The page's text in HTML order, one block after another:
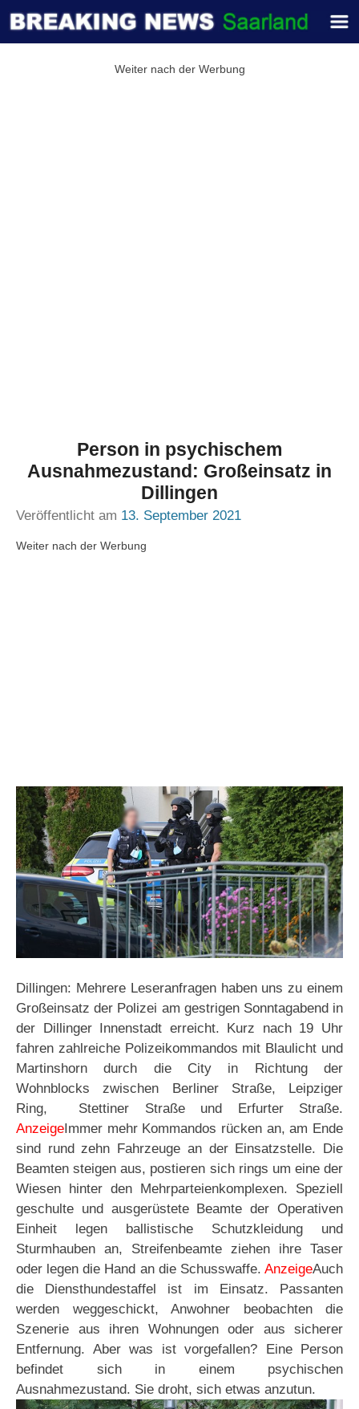
Weiter nach der Werbung
Person in psychischem
Ausnahmezustand: Großeinsatz in
Dillingen
Veröffentlicht am 13. September 2021
Weiter nach der Werbung
Dillingen: Mehrere Leseranfragen haben uns zu einem
Großeinsatz der Polizei am gestrigen Sonntagabend in
der Dillinger Innenstadt erreicht. Kurz nach 19 Uhr
fahren zahlreiche Polizeikommandos mit Blaulicht und
Martinshorn durch die City in Richtung der
Wohnblocks zwischen Berliner Straße, Leipziger
Ring, Stettiner Straße und Erfurter Straße.
AnzeigeImmer mehr Kommandos rücken an, am Ende
sind rund zehn Fahrzeuge an der Einsatzstelle. Die
Beamten steigen aus, postieren sich rings um eine der
Wiesen hinter den Mehrparteienkomplexen. Speziell
geschulte und ausgerüstete Beamte der Operativen
Einheit legen ballistische Schutzkleidung und
Sturmhauben an, Streifenbeamte ziehen ihre Taser
oder legen die Hand an die Schusswaffe. AnzeigeAuch
die Diensthundestaffel ist im Einsatz. Passanten
werden weggeschickt, Anwohner beobachten die
Szenerie aus ihren Wohnungen oder aus sicherer
Entfernung. Aber was ist vorgefallen? Eine Person
befindet sich in einem psychischen
Ausnahmezustand. Sie droht, sich etwas anzutun.